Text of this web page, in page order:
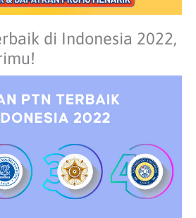
di Indonesia 2022,